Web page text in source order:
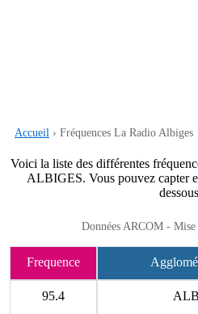
Accueil › Fréquences La Radio Albiges
Voici la liste des différentes
ALBIGES. Vous pouvez capter
Données ARCOM -
Frequence
95.4